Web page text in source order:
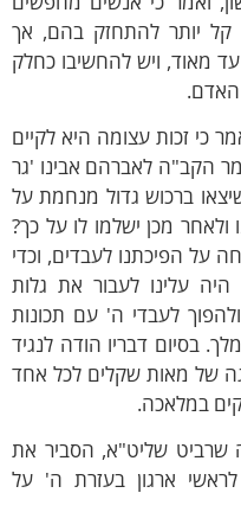
יותר להתחזק בהם, אך
ויש להחשיבו כחלק
זכות עצומה היא לקיים
לאברהם אבינו 'גר
ברכוש גדול מנחמת על
מכן ישלמו לו על כך?
הפיכתנו לעבדים, וכדי
עלינו לעבור את גלות
לעבדי ה' עם תכונות
דבריו הודה לנגיד
מאות שקלים לכל אחד
במלאכה.
שליט"א, הסביר את
ארגון בעזרת ה' על